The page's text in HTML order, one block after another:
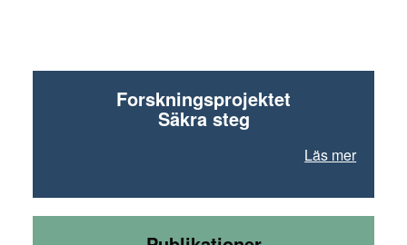
Forskningsprojektet
Säkra steg
Läs mer